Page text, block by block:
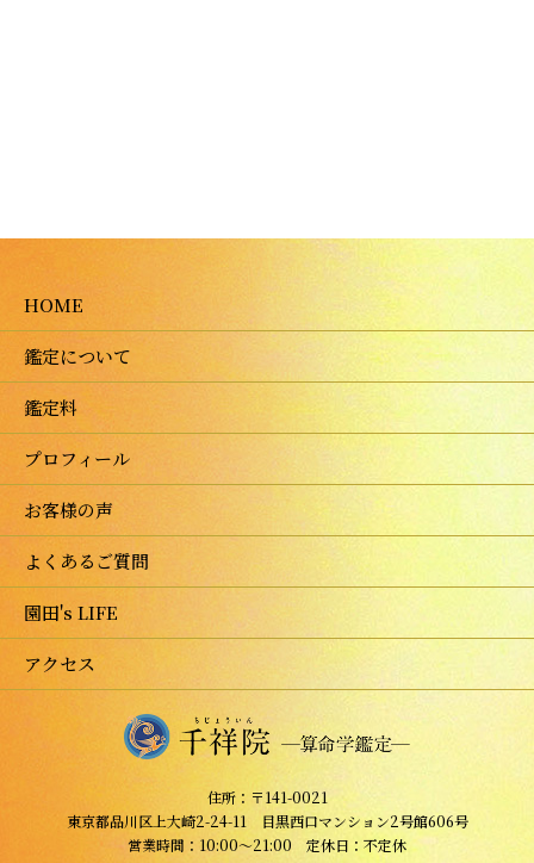
HOME
鑑定について
鑑定料
プロフィール
お客様の声
よくあるご質問
園田's LIFE
アクセス
住所：〒141-0021
東京都品川区上大崎2-24-11 目黒西口マンション2号館606号
営業時間：10:00～21:00 定休日：不定休